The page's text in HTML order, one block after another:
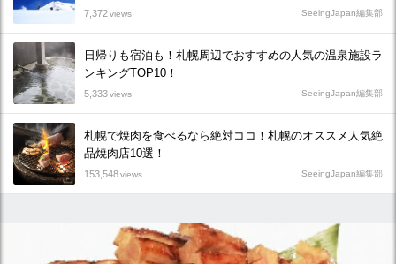
7,372views SeeingJapan編集部
日帰りも宿泊も！札幌周辺でおすすめの人気の温泉施設ラ
ンキングTOP10！
5,333views SeeingJapan編集部
札幌で焼肉を食べるなら絶対ココ！札幌のオススメ人気絶
品焼肉店10選！
153,548views SeeingJapan編集部